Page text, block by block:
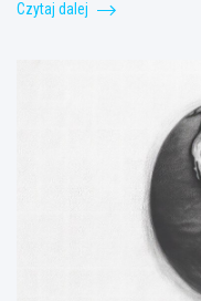
Czytaj dalej